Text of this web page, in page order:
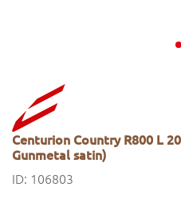
Centurion Country R800 L
Gunmetal satin)
ID: 106803